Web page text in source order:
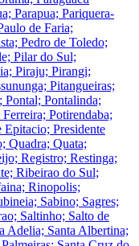
Parapua; Pariquera-
de Faria;
Pedro de Toledo;
Pilar do Sul;
Piraju; Pirangi;
Pitangueiras;
Pontal; Pontalinda;
Potirendaba;
Epitacio; Presidente
Quadra; Quata;
Registro; Restinga;
Ribeirao do Sul;
Rinopolis;
Sabino; Sagres;
Saltinho; Salto de
Adelia; Santa Albertina;